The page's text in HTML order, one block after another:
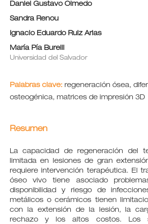
Daniel Gustavo Olmedo
Sandra Renou
Ignacio Eduardo Ruiz Arias
María Pía Burelli
Universidad del Salvador
Palabras clave: regeneración ósea,
osteogénica, matrices de impresión 3D
Resumen
La capacidad de regeneración del
limitada en lesiones de gran
requiere intervención terapéutica. El
óseo vivo tiene asociado
disponibilidad y riesgo de
metálicos o cerámicos tienen
con la extensión de la lesión, la
rechazo y los altos costos. Los